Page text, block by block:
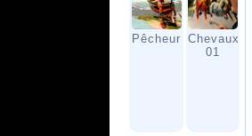
Pêcheur
Chevaux
01